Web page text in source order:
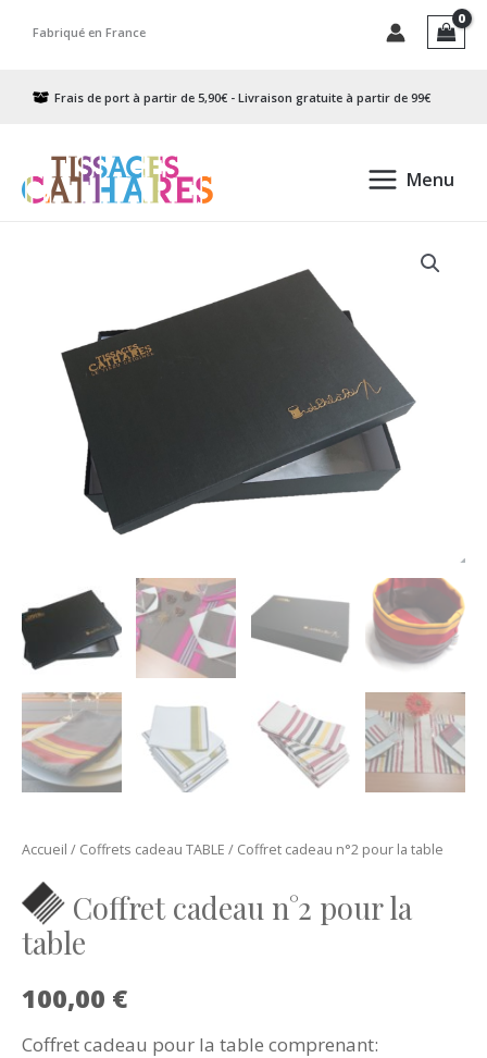
Fabriqué en France
Frais de port à partir de 5,90€ - Livraison gratuite à partir de 99€
Menu
Accueil / Coffrets cadeau TABLE / Coffret cadeau n°2 pour la table
Coffret cadeau n°2 pour la
table
100,00 €
Coffret cadeau pour la table comprenant: